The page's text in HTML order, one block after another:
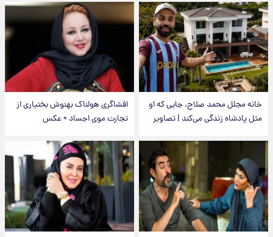
خانه مجلل محمد صلاح، جایی که او
مثل پادشاه زندگی می‌کند | تصاویر
افشاگری هولناک بهنوش بختیاری از
تجارت موی اجساد + عکس